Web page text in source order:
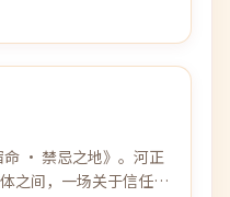
99:40
· 禁忌之地》。河正
之间，一场关于信任与